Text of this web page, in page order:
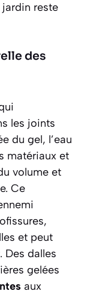
jardin reste
des
les joints
du gel, l’eau
matériaux et
volume et
Ce
et peut
Des dalles
gelées
aux